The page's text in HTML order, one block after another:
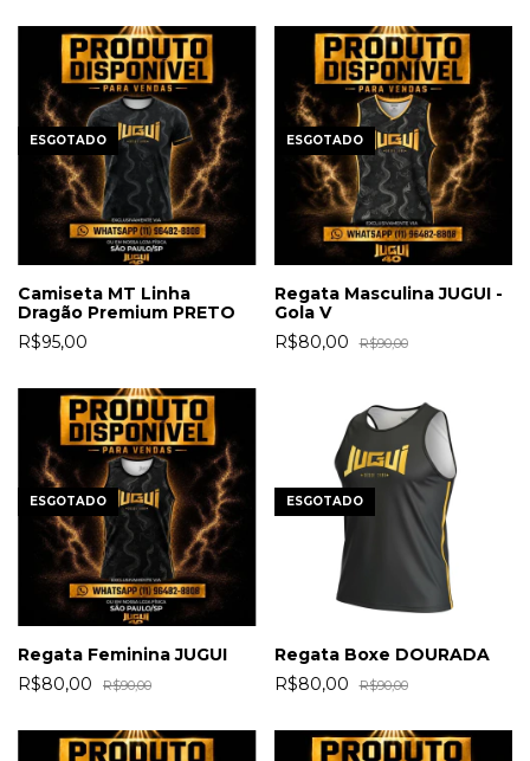
ESGOTADO
Camiseta MT Linha
Dragão Premium PRETO
R$95,00
ESGOTADO
Regata Masculina JUGUI -
Gola V
R$80,00
R$90,00
ESGOTADO
Regata Feminina JUGUI
R$80,00
R$90,00
ESGOTADO
Regata Boxe DOURADA
R$80,00
R$90,00